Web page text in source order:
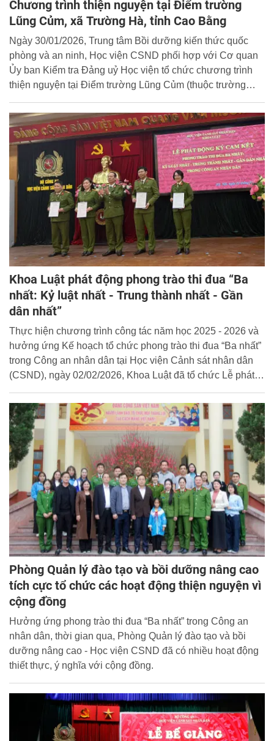
Chương trình thiện nguyện tại Điểm trường
Lũng Củm, xã Trường Hà, tỉnh Cao Bằng
Ngày 30/01/2026, Trung tâm Bồi dưỡng kiến thức quốc
phòng và an ninh, Học viện CSND phối hợp với Cơ quan
Ủy ban Kiểm tra Đảng uỷ Học viện tổ chức chương trình
thiện nguyện tại Điểm trường Lũng Củm (thuộc trường
Khoa Luật phát động phong trào thi đua “Ba
nhất: Kỷ luật nhất - Trung thành nhất - Gần
dân nhất”
Thực hiện chương trình công tác năm học 2025 - 2026 và
hưởng ứng Kế hoạch tổ chức phong trào thi đua “Ba nhất”
trong Công an nhân dân tại Học viện Cảnh sát nhân dân
(CSND), ngày 02/02/2026, Khoa Luật đã tổ chức Lễ phát
thành nhất - Gần dân nhất” trong toàn thể cán bộ, giảng
viên đơn vị.
Phòng Quản lý đào tạo và bồi dưỡng nâng cao
tích cực tổ chức các hoạt động thiện nguyện vì
cộng đồng
Hưởng ứng phong trào thi đua “Ba nhất” trong Công an
nhân dân, thời gian qua, Phòng Quản lý đào tạo và bồi
dưỡng nâng cao - Học viện CSND đã có nhiều hoạt động
thiết thực, ý nghĩa với cộng đồng.